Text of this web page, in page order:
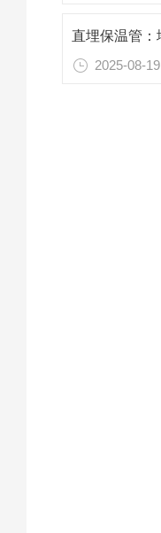
2025-08-19